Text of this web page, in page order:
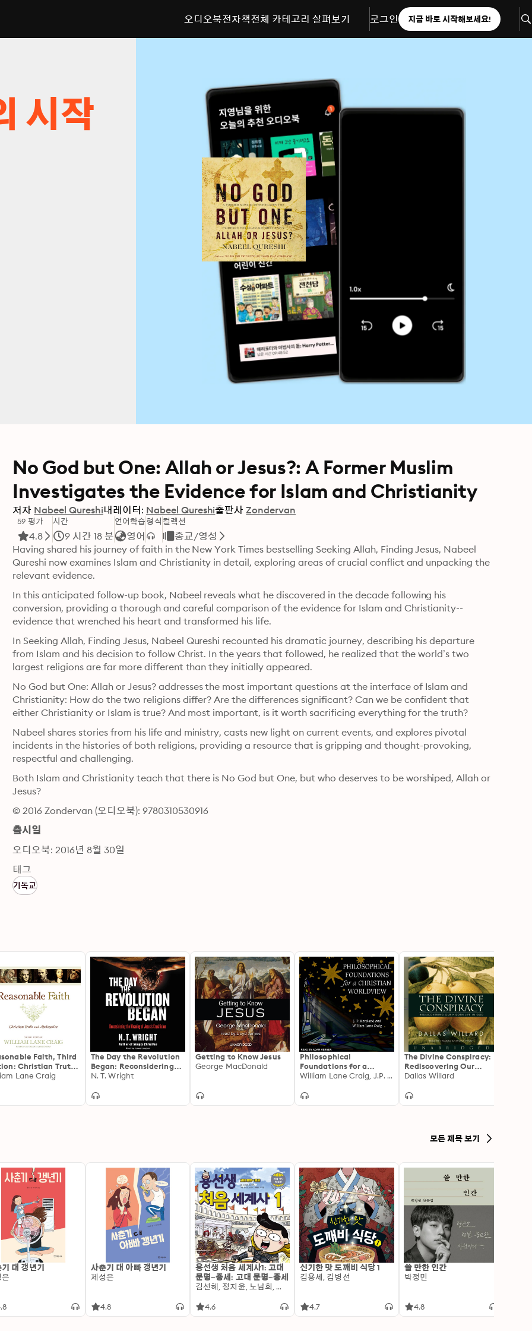
오디오북전자책전체 카테고리 살펴보기 로그인 지금 바로 시작해보세요!
시작
No God but One: Allah or Jesus?: A Former Muslim
Investigates the Evidence for Islam and Christianity
저자 Nabeel Qureshi내레이터: Nabeel Qureshi출판사 Zondervan
59 평가
4.8
시간
9 시간 18 분
언어학습
영어
형식 컬렉션
종교/영성
Having shared his journey of faith in the New York Times bestselling Seeking Allah, Finding Jesus, Nabeel
Qureshi now examines Islam and Christianity in detail, exploring areas of crucial conflict and unpacking the
relevant evidence.
In this anticipated follow-up book, Nabeel reveals what he discovered in the decade following his
conversion, providing a thorough and careful comparison of the evidence for Islam and Christianity--
evidence that wrenched his heart and transformed his life.
In Seeking Allah, Finding Jesus, Nabeel Qureshi recounted his dramatic journey, describing his departure
from Islam and his decision to follow Christ. In the years that followed, he realized that the world’s two
largest religions are far more different than they initially appeared.
No God but One: Allah or Jesus? addresses the most important questions at the interface of Islam and
Christianity: How do the two religions differ? Are the differences significant? Can we be confident that
either Christianity or Islam is true? And most important, is it worth sacrificing everything for the truth?
Nabeel shares stories from his life and ministry, casts new light on current events, and explores pivotal
incidents in the histories of both religions, providing a resource that is gripping and thought-provoking,
respectful and challenging.
Both Islam and Christianity teach that there is No God but One, but who deserves to be worshiped, Allah or
Jesus?
© 2016 Zondervan (오디오북): 9780310530916
출시일
오디오북: 2016년 8월 30일
태그
기독교
Faith, Third
Christian Truth
Apologetics
Lane Craig
The Day the Revolution
Began: Reconsidering
the Meaning of Jesus's
N. T. Wright
Getting to Know Jesus
George MacDonald
Philosophical
Foundations for a
Christian Worldview:
William Lane Craig, J.P. Moreland
The Divine Conspiracy:
Rediscovering Our
Hidden Life in God
Dallas Willard
모든 제목 보기
대 갱년기
사춘기 대 아빠 갱년기
제성은
4.8
용선생 처음 세계사1: 고대
문명~중세: 고대 문명~중세
김선혜, 정지윤, 노남희, 뭉선생, 윤효식, 이우일, 김선빈, 사회평론 역사연구소
4.6
신기한 맛 도깨비 식당 1
김용세, 김병선
4.7
쓸 만한 인간
박정민
4.8